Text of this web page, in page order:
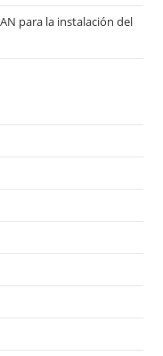
para la instalación del